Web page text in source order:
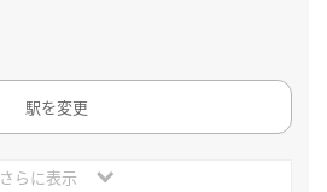
駅を変更
さらに表示